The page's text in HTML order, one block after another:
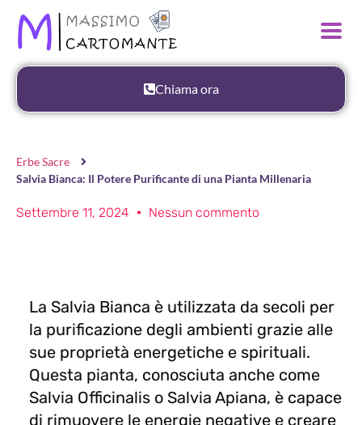
Chiama ora
Erbe Sacre
Salvia Bianca: Il Potere Purificante di una Pianta Millenaria
Settembre 11, 2024 Nessun commento
La Salvia Bianca è utilizzata da secoli per
la purificazione degli ambienti grazie alle
sue proprietà energetiche e spirituali.
Questa pianta, conosciuta anche come
Salvia Officinalis o Salvia Apiana, è capace
di rimuovere le energie negative e creare